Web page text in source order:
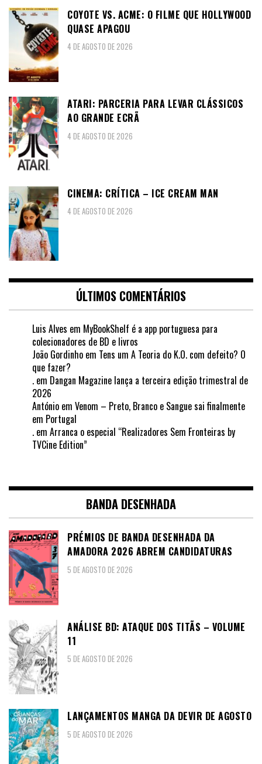
COYOTE VS. ACME: O FILME QUE HOLLYWOOD
QUASE APAGOU
4 DE AGOSTO DE 2026
ATARI: PARCERIA PARA LEVAR CLÁSSICOS
AO GRANDE ECRÃ
4 DE AGOSTO DE 2026
CINEMA: CRÍTICA – ICE CREAM MAN
4 DE AGOSTO DE 2026
ÚLTIMOS COMENTÁRIOS
Luis Alves em MyBookShelf é a app portuguesa para
colecionadores de BD e livros
João Gordinho em Tens um A Teoria do K.O. com defeito? O
que fazer?
. em Dangan Magazine lança a terceira edição trimestral de
2026
António em Venom – Preto, Branco e Sangue sai finalmente
em Portugal
. em Arranca o especial “Realizadores Sem Fronteiras by
TVCine Edition”
BANDA DESENHADA
PRÉMIOS DE BANDA DESENHADA DA
AMADORA 2026 ABREM CANDIDATURAS
5 DE AGOSTO DE 2026
ANÁLISE BD: ATAQUE DOS TITÃS – VOLUME
11
5 DE AGOSTO DE 2026
LANÇAMENTOS MANGA DA DEVIR DE AGOSTO
5 DE AGOSTO DE 2026